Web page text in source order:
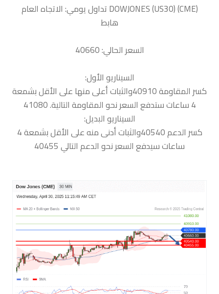
‏DOWJONES (US30) (CME) تداول يومي: الاتجاه العام
هابط
السعر الحالي: 40660
السيناريو الأول:
كسر المقاومة 40910والثبات أعلى منها على الأقل بشمعة
4 ساعات ستدفع السعر نحو المقاومة التالية. 41080
السيناريو البديل:
كسر الدعم 40540والثبات أدنى منه على الأقل بشمعة 4
ساعات سيدفع السعر نحو الدعم التالي 40455